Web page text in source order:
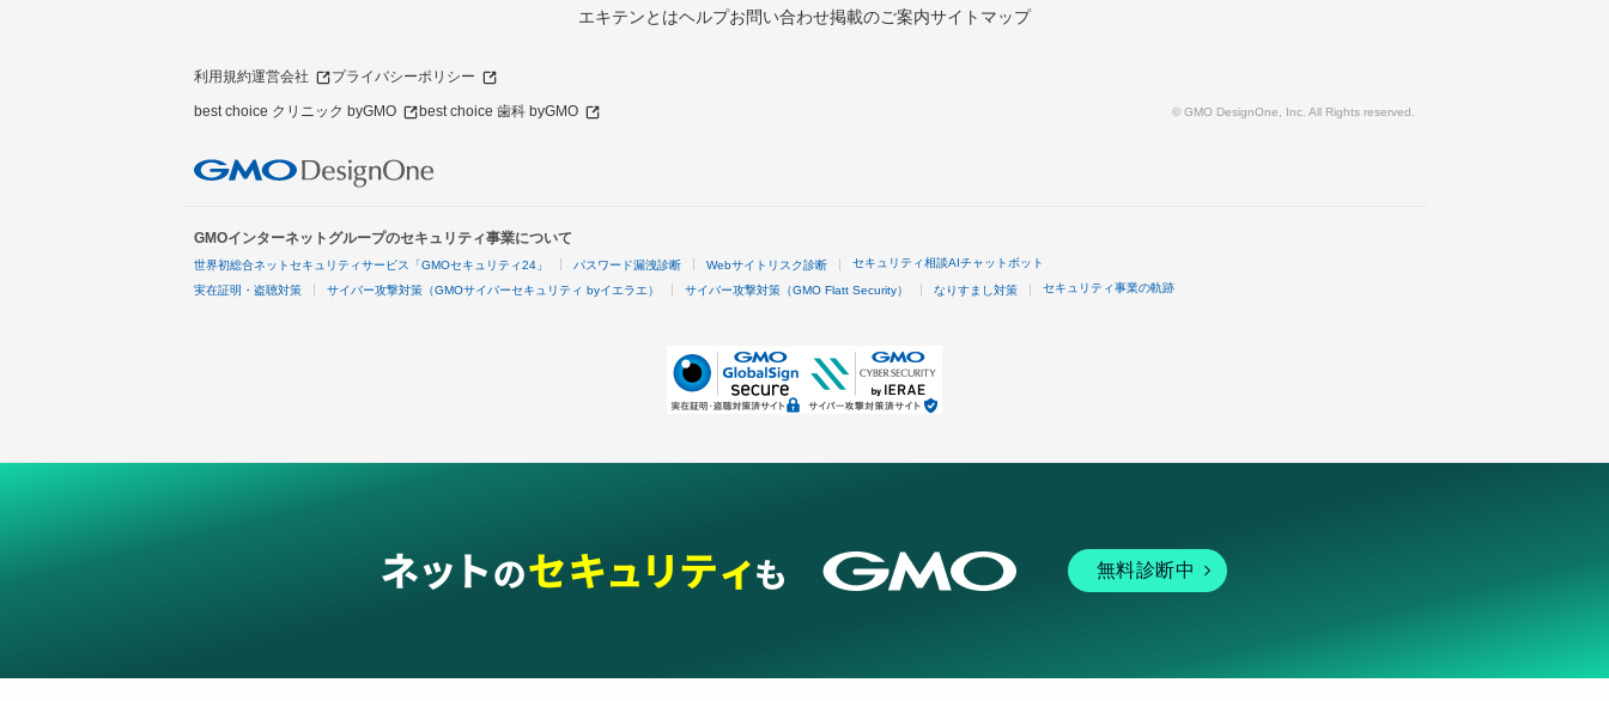
エキテンとはヘルプお問い合わせ掲載のご案内サイトマップ
利用規約運営会社 プライバシーポリシー
best choice クリニック byGMO best choice 歯科 byGMO © GMO DesignOne, Inc. All Rights reserved.
GMOインターネットグループのセキュリティ事業について
世界初総合ネットセキュリティサービス「GMOセキュリティ24」 パスワード漏洩診断 Webサイトリスク診断 セキュリティ相談AIチャットボット
実在証明・盗聴対策 サイバー攻撃対策（GMOサイバーセキュリティ byイエラエ） サイバー攻撃対策（GMO Flatt Security） なりすまし対策 セキュリティ事業の軌跡
無料診断中